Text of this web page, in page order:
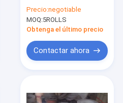
Galvanized Plated
Precio:negotiable
MOQ:5ROLLS
Obtenga el último precio
Contactar ahora